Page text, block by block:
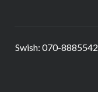
Swish: 070-8885542